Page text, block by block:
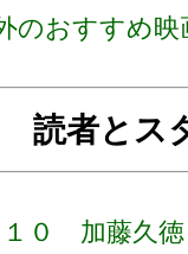
のおすすめ
者とス
１０ 加藤久徳